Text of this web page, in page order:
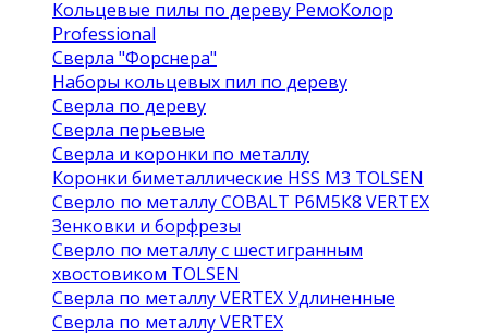
Кольцевые пилы по дереву РемоКолор
Professional
Сверла "Форснера"
Наборы кольцевых пил по дереву
Сверла по дереву
Сверла перьевые
Сверла и коронки по металлу
Коронки биметаллические HSS M3 TOLSEN
Сверло по металлу COBALT Р6М5К8 VERTEX
Зенковки и борфрезы
Сверло по металлу с шестигранным
хвостовиком TOLSEN
Сверла по металлу VERTEX Удлиненные
Сверла по металлу VERTEX